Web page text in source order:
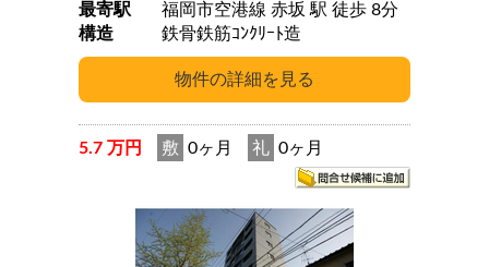
最寄駅
福岡市空港線 赤坂 駅 徒歩 8分
構造
鉄骨鉄筋ｺﾝｸﾘｰﾄ造
5.7 万円 敷 0ヶ月 礼 0ヶ月